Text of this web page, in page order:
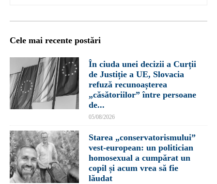
Cele mai recente postări
În ciuda unei decizii a Curții
de Justiție a UE, Slovacia
refuză recunoașterea
„căsătoriilor” între persoane
de...
05/08/2026
Starea „conservatorismului”
vest-european: un politician
homosexual a cumpărat un
copil și acum vrea să fie
lăudat